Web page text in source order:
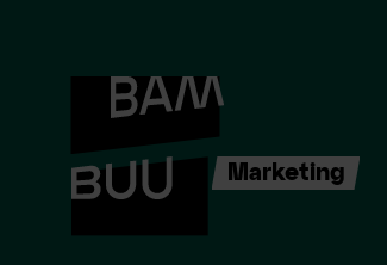
Marketing